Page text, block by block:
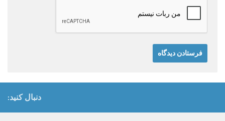
دنبال کنید: